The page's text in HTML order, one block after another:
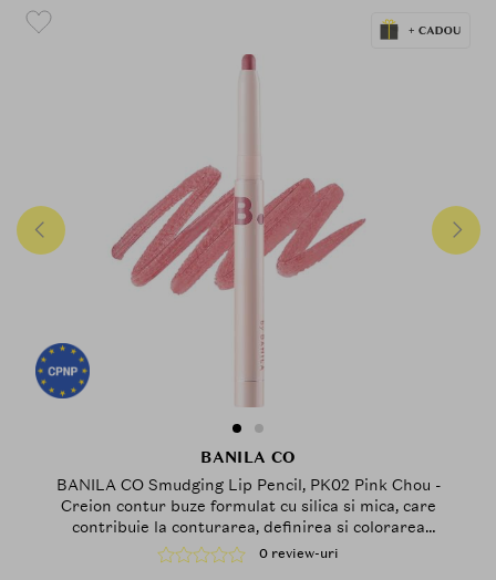
BANILA CO
BANILA CO Smudging Lip Pencil, PK02 Pink Chou -
Creion contur buze formulat cu silica si mica, care
contribuie la conturarea, definirea si colorarea
buzelor pentru un finisaj mat si usor difuz si la
metinerea confortului pe buze
0 review-uri